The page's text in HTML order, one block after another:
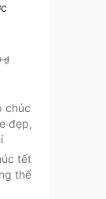
₫
chúc
đẹp,
tết
thể